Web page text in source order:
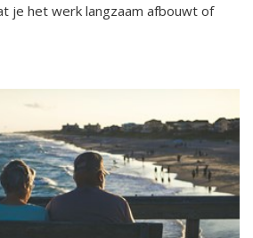
je het werk langzaam afbouwt of